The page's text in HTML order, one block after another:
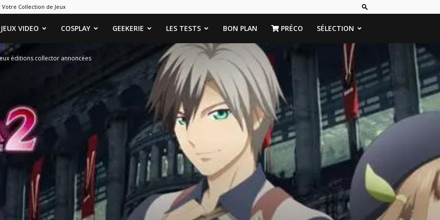
Votre Collection de Jeux
JEUX VIDEO COSPLAY GEEKERIE LES TESTS BON PLAN PRÉCO SÉLECTION
éditions collector annoncées